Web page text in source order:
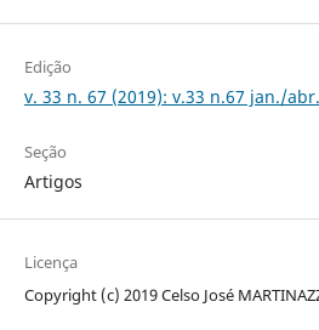
Edição
v. 33 n. 67 (2019): v.33 n.67 jan./
Seção
Artigos
Licença
Copyright (c) 2019 Celso José